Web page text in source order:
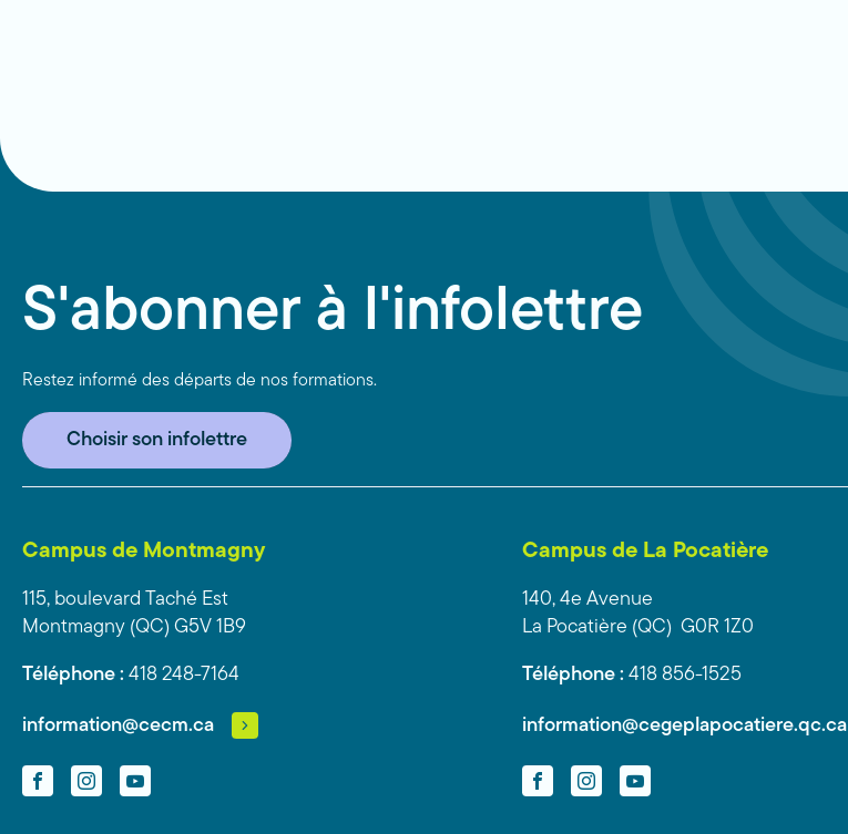
S'abonner à l'infolettre
Restez informé des départs de nos formations.
Choisir son infolettre
Campus de Montmagny
115, boulevard Taché Est
Montmagny (QC) G5V 1B9
Téléphone : 418 248-7164
information@cecm.ca
FacebookInstagramYouTube
Campus de La Pocatière
140, 4e Avenue
La Pocatière (QC) G0R 1Z0
Téléphone : 418 856-1525
information@cegeplapocatiere.qc.ca
FacebookInstagramYouTube